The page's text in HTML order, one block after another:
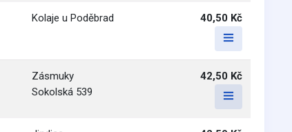
Kolaje u Poděbrad 40,50 Kč
Zásmuky
Sokolská 539
42,50 Kč